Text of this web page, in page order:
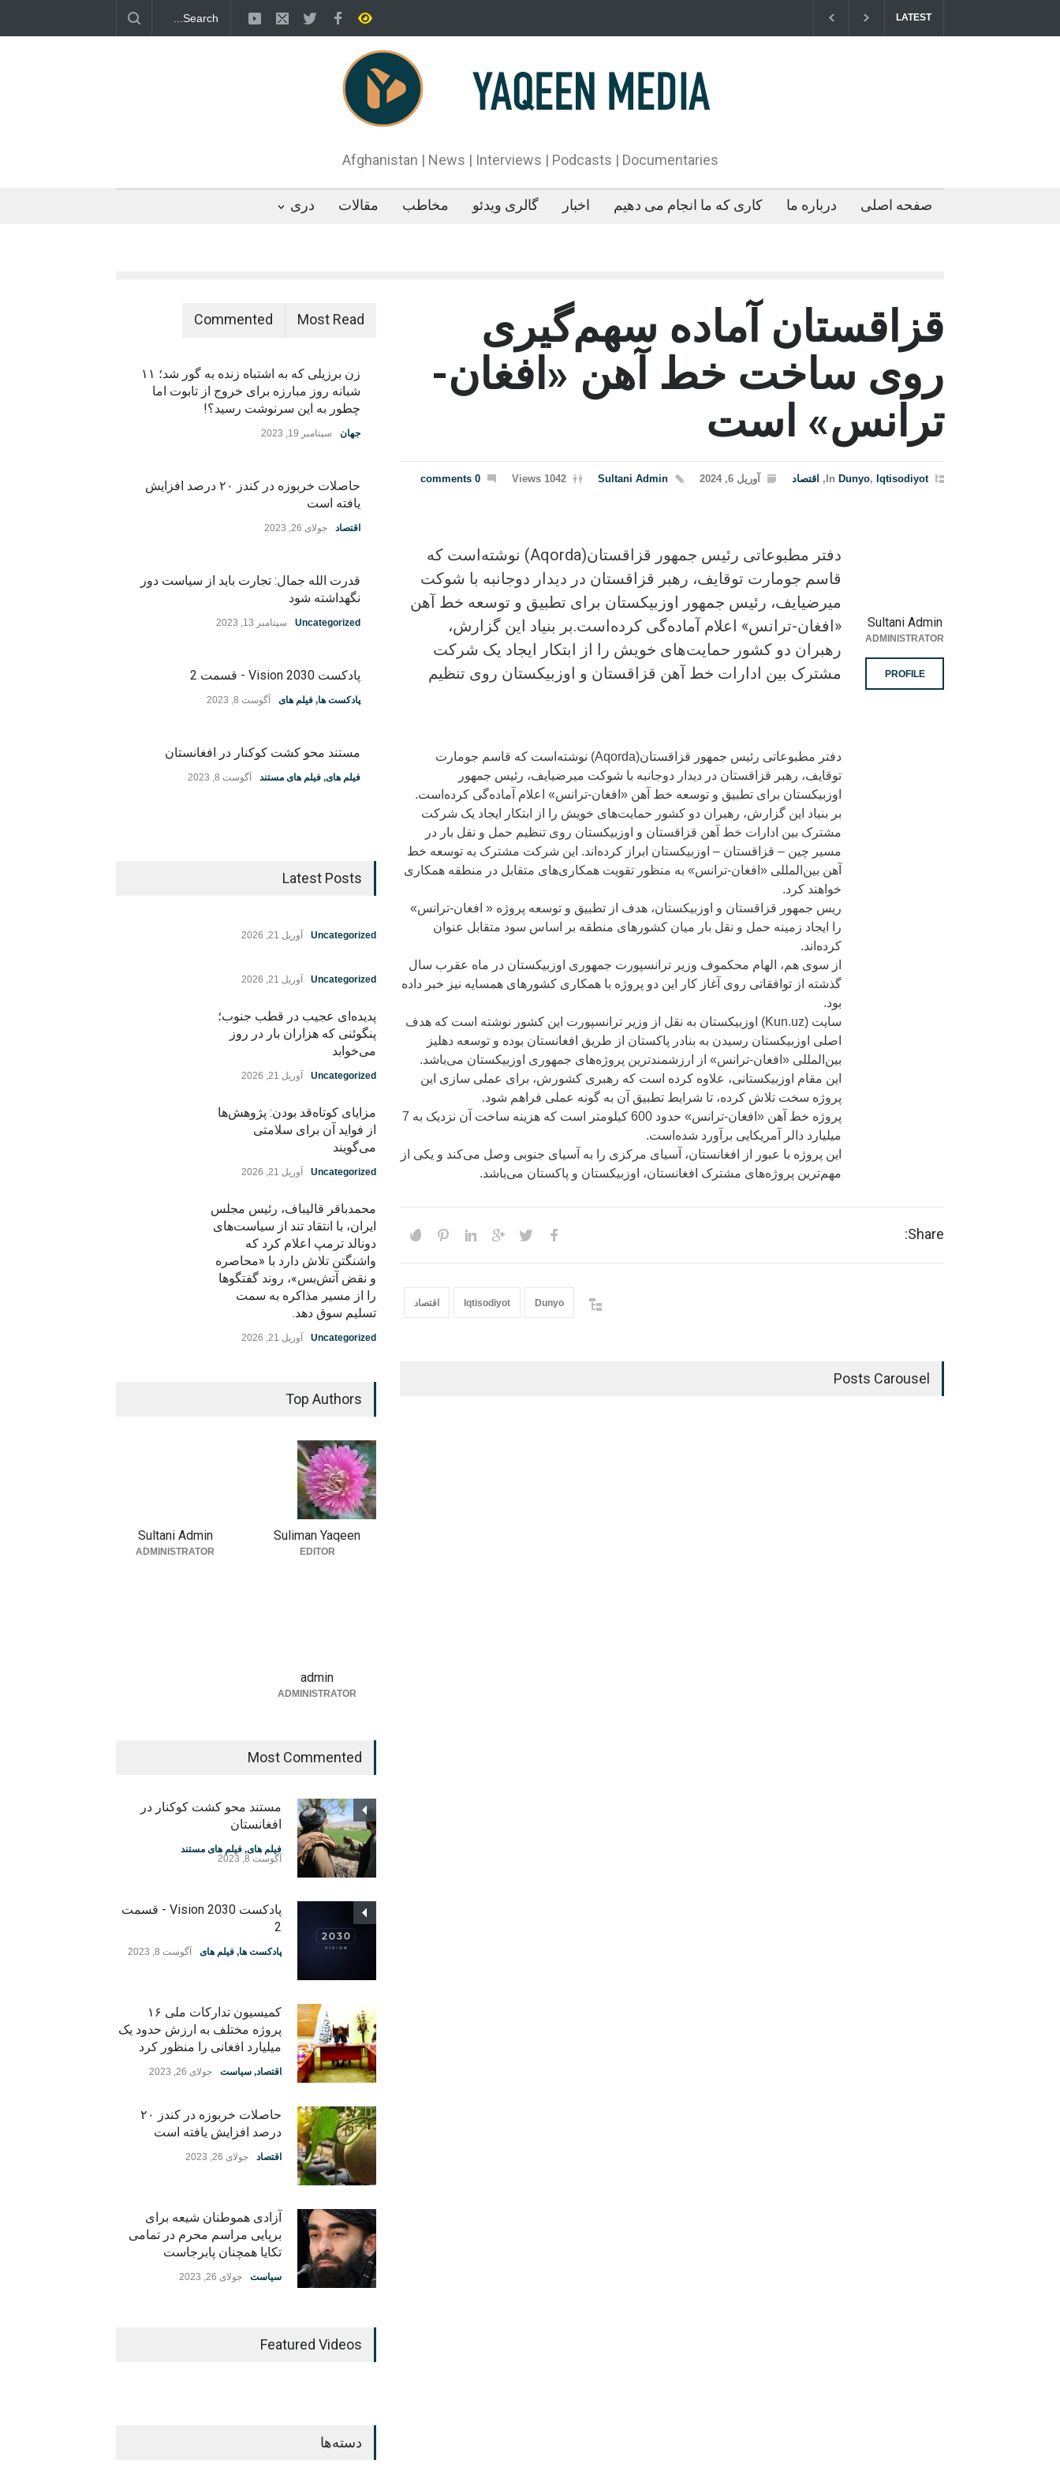
LATEST
پدیده‌ای عجیب در قطب جنوب؛ پنگوئنی که هزاران بار در روز
می‌خوابد
محمدباقر قالیباف، رئیس مجلس ایران، با انتقاد تند از سیاست‌های
دونالد ترمپ اعلام کرد که واشنگتن تلاش دارد با «محاصره و نقض
آتش‌بس»، روند گفتگوها را از مسیر مذاکره به سمت تسلیم سوق
Afghanistan | News | Interviews | Podcasts | Documentaries
صفحه اصلی درباره ما کاری که ما انجام می دهیم اخبار گالری ویدئو مخاطب مقالات دری
قزاقستان آماده سهم‌گیری
روی ساخت خط آهن «افغان-
ترانس» است
In Dunyo, Iqtisodiyot
, اقتصاد آوریل 6, 2024 Sultani Admin
1042 Views
0 comments
دفتر مطبوعاتی رئیس جمهور قزاقستان(Aqorda) نوشته‌است که
قاسم جومارت توقایف، رهبر قزاقستان در دیدار دوجانبه با شوکت
میرضیایف، رئیس جمهور اوزبیکستان برای تطبیق و توسعه خط آهن
«افغان-ترانس» اعلام آماده‌گی کرده‌است.بر بنیاد این گزارش،
رهبران دو کشور حمایت‌های خویش را از ابتکار ایجاد یک شرکت
مشترک بین ادارات خط آهن قزاقستان و اوزبیکستان روی تنظیم
دفتر مطبوعاتی رئیس جمهور قزاقستان(Aqorda) نوشته‌است که قاسم جومارت
توقایف، رهبر قزاقستان در دیدار دوجانبه با شوکت میرضیایف، رئیس جمهور
اوزبیکستان برای تطبیق و توسعه خط آهن «افغان-ترانس» اعلام آماده‌گی کرده‌است.
بر بنیاد این گزارش، رهبران دو کشور حمایت‌های خویش را از ابتکار ایجاد یک شرکت
مشترک بین ادارات خط آهن قزاقستان و اوزبیکستان روی تنظیم حمل و نقل بار در
مسیر چین – قزاقستان – اوزبیکستان ابراز کرده‌اند. این شرکت مشترک به توسعه خط
آهن بین‌المللی «افغان-ترانس» به منظور تقویت همکاری‌های متقابل در منطقه همکاری
خواهند کرد.
ریس جمهور قزاقستان و اوزبیکستان، هدف از تطبیق و توسعه پروژه « افغان-ترانس»
را ایجاد زمینه حمل و نقل بار میان کشورهای منطقه بر اساس سود متقابل عنوان
کرده‌اند.
از سوی هم، الهام محکموف وزیر ترانسپورت جمهوری اوزبیکستان در ماه عقرب سال
گذشته از توافقاتی روی آغاز کار این دو پروژه با همکاری‌ کشورهای همسایه نیز خبر داده
بود.
سایت (Kun.uz) اوزبیکستان به نقل از وزیر ترانسپورت این کشور نوشته است که هدف
اصلی اوزبیکستان رسیدن به بنادر پاکستان از طریق افغانستان بوده و توسعه دهلیز
بین‌المللی «افغان-ترانس» از ارزشمندترین پروژه‌های جمهوری اوزبیکستان می‌باشد.
این مقام اوزبیکستانی، علاوه کرده است که رهبری کشورش، برای عملی سازی این
پروژه سخت تلاش کرده‌، تا شرایط تطبیق آن به گونه عملی فراهم شود.
پروژه خط‌ آهن «افغان-ترانس» حدود 600 کیلومتر است که هزینه ساخت آن نزدیک به 7
میلیارد دالر آمریکایی برآورد شده‌است.
این پروژه با عبور از افغانستان، آسیای مرکزی را به آسیای جنوبی وصل می‌کند و یکی از
مهم‌ترین پروژه‌های مشترک افغانستان، اوزبیکستان و پاکستان می‌باشد.
Sultani Admin
ADMINISTRATOR
PROFILE
Share:
Dunyo
Iqtisodiyot اقتصاد
Posts Carousel
Most Read
Commented
زن برزیلی که به اشتباه زنده به گور شد؛ ۱۱
شبانه روز مبارزه برای خروج از تابوت اما
چطور به این سرنوشت رسید؟!
جهان سپتامبر 19, 2023
حاصلات خربوزه در کندز ۲۰ درصد افزایش
یافته است
اقتصاد جولای 26, 2023
قدرت الله جمال: تجارت باید از سیاست دور
نگهداشته شود
Uncategorized سپتامبر 13, 2023
پادکست Vision 2030 - قسمت 2
پادکست ها, فیلم های آگوست 8, 2023
مستند محو کشت کوکنار در افغانستان
فیلم های, فیلم های مستند آگوست 8, 2023
Latest Posts
Uncategorized آوریل 21, 2026
Uncategorized آوریل 21, 2026
پدیده‌ای عجیب در قطب جنوب؛
پنگوئنی که هزاران بار در روز
می‌خوابد
Uncategorized آوریل 21, 2026
مزایای کوتاه‌قد بودن: پژوهش‌ها
از فواید آن برای سلامتی
می‌گویند
Uncategorized آوریل 21, 2026
محمدباقر قالیباف، رئیس مجلس
ایران، با انتقاد تند از سیاست‌های
دونالد ترمپ اعلام کرد که
واشنگتن تلاش دارد با «محاصره
و نقض آتش‌بس»، روند گفتگوها
را از مسیر مذاکره به سمت
تسلیم سوق دهد.
Uncategorized آوریل 21, 2026
Top Authors
Suliman Yaqeen
EDITOR
Sultani Admin
ADMINISTRATOR
admin
ADMINISTRATOR
Most Commented
مستند محو کشت کوکنار در
افغانستان
فیلم های, فیلم های مستند
آگوست 8, 2023
پادکست Vision 2030 - قسمت
2
پادکست ها, فیلم های آگوست 8, 2023
کمیسیون تدارکات ملی ۱۶
پروژه مختلف به ارزش حدود یک
میلیارد افغانی را منظور کرد
اقتصاد, سیاست جولای 26, 2023
حاصلات خربوزه در کندز ۲۰
درصد افزایش یافته است
اقتصاد جولای 26, 2023
آزادی هموطنان شیعه برای
برپایی مراسم محرم در تمامی
تکایا همچنان پابرجاست
سیاست جولای 26, 2023
Featured Videos
دسته‌ها